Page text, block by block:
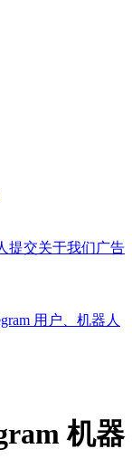
提交关于我们广告
用户、机器人
机器